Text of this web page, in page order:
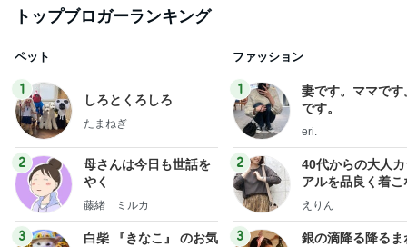
トップブロガーランキング
ペット
1
しろとくろしろ
たまねぎ
2
母さんは今日も世話を
やく
藤緒 ミルカ
3
白柴 『きなこ』 のお気
ファッション
1
妻です。ママです
です。
eri.
2
40代からの大人
アルを品良く着こ
ファッションブロ
えりん
3
銀の滴降る降るま